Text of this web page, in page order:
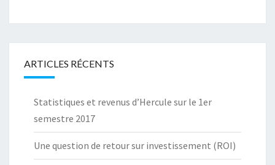
ARTICLES RÉCENTS
Statistiques et revenus d’Hercule sur le 1er
semestre 2017
Une question de retour sur investissement (ROI)